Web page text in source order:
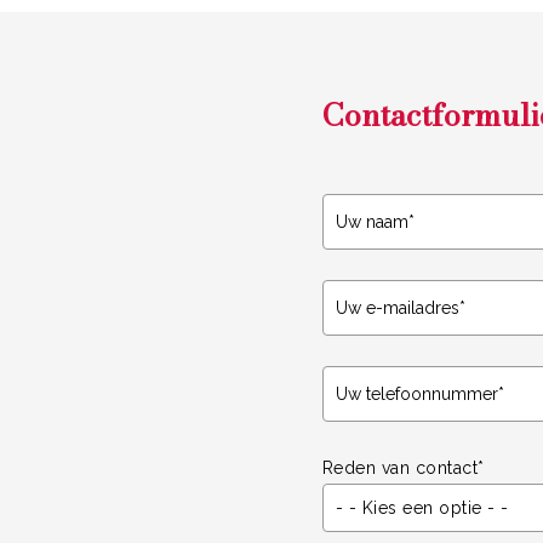
Reden van contact*
- - Kies een optie - -